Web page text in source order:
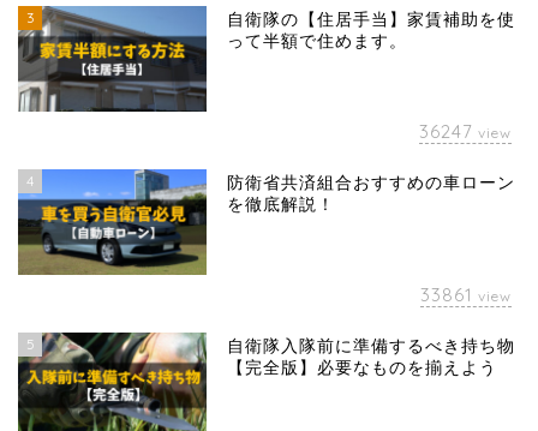
3
自衛隊の【住居手当】家賃補助を使
って半額で住めます。
36247 view
4
防衛省共済組合おすすめの車ローン
を徹底解説！
33861 view
5
自衛隊入隊前に準備するべき持ち物
【完全版】必要なものを揃えよう